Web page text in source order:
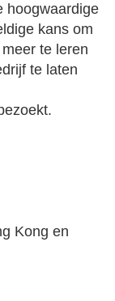
hoogwaardige
kans om
te leren
te laten
Kong en